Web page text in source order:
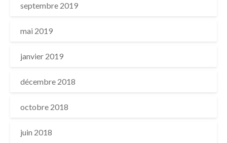
septembre 2019
mai 2019
janvier 2019
décembre 2018
octobre 2018
juin 2018